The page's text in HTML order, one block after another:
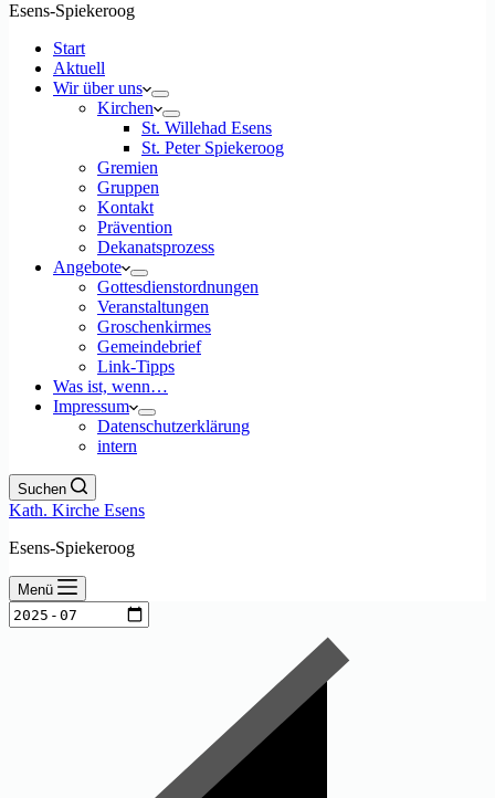
Esens-Spiekeroog
Start
Aktuell
Wir über uns
Kirchen
St. Willehad Esens
St. Peter Spiekeroog
Gremien
Gruppen
Kontakt
Prävention
Dekanatsprozess
Angebote
Gottesdienstordnungen
Veranstaltungen
Groschenkirmes
Gemeindebrief
Link-Tipps
Was ist, wenn…
Impressum
Datenschutzerklärung
intern
Suchen
Kath. Kirche Esens
Esens-Spiekeroog
Menü